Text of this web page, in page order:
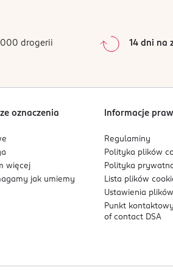
objętość po zamrożeniu.
aż mleko zamarznie.
0%
Sortowanie wgdata: od
drogerii 14 dni na
oznaczenia
więcej
jak umiemy
Informacje
Regulaminy
Polityka plików
Polityka
Lista plików
Ustawienia
Punkt
of contact DSA